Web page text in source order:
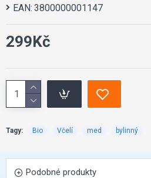
EAN: 3800000001147
299Kč
Tagy: Bio Včelí med bylinný
Podobné produkty